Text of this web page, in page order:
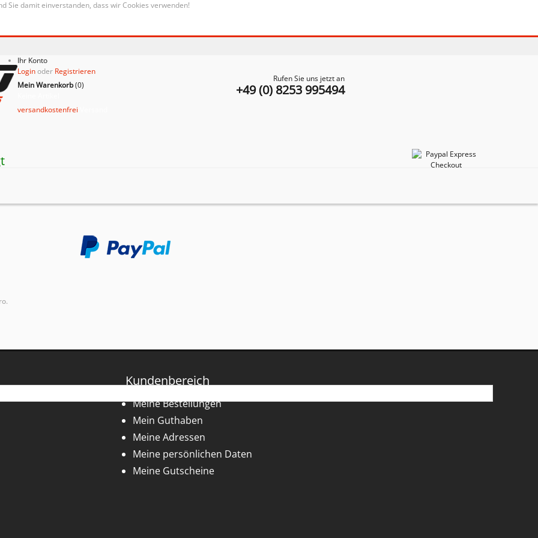
Sie damit einverstanden, dass wir Cookies verwenden!
Rufen Sie uns jetzt an
+49 (0) 8253 995494
Ihr Konto
Loginoder Registrieren
Mein Warenkorb(0)
versandkostenfrei
Kundenbereich
Meine Bestellungen
Mein Guthaben
Meine Adressen
Meine persönlichen Daten
Meine Gutscheine